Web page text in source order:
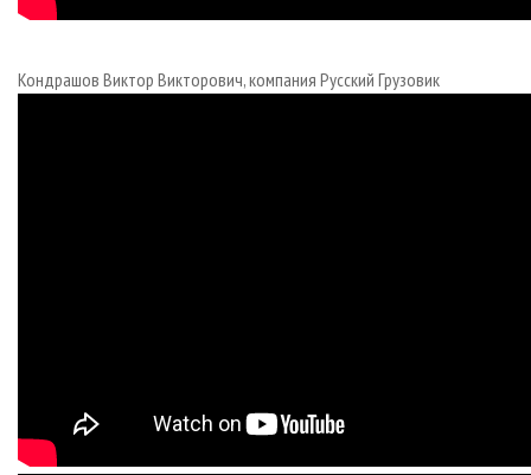
Кондрашов Виктор Викторович, компания Русский Грузовик